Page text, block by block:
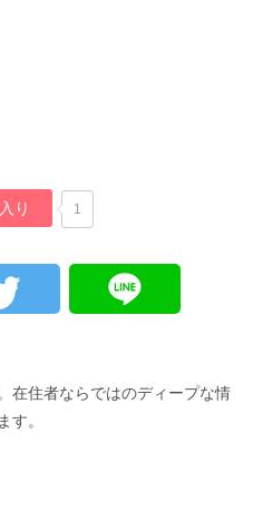
り 1
在住者ならではのディープな情
す。